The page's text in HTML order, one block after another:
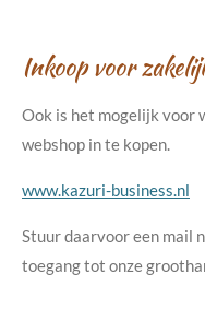
Inkoop voor
Ook is het mogelijk voor
webshop in te kopen.
www.kazuri-business.nl
Stuur daarvoor een mail
toegang tot onze